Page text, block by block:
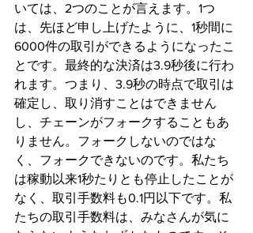
いては、2つのことが言えます。1つ
は、先ほど申し上げたように、1秒間に
6000件の取引ができるようになったこ
とです。最終的な決済は3.9秒後に行わ
れます。つまり、3.9秒の時点で取引は
確定し、取り消すことはできません
し、チェーンがフォークすることもあ
りません。フォークしないのではな
く、フォークできないのです。私たち
は稼動以来1秒たりとも停止したことが
なく、取引手数料も0.1円以下です。私
たちの取引手数料は、みなさんが気に